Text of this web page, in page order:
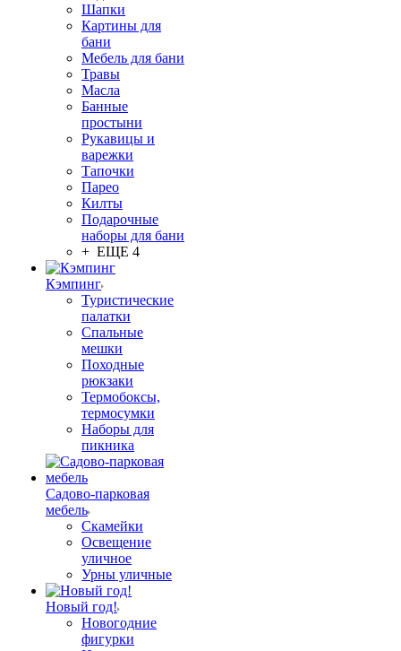
Шапки
Картины для
бани
Мебель для бани
Травы
Масла
Банные
простыни
Рукавицы и
варежки
Тапочки
Парео
Килты
Подарочные
наборы для бани
+ ЕЩЕ 4
Кэмпинг
Туристические
палатки
Спальные
мешки
Походные
рюкзаки
Термобоксы,
термосумки
Наборы для
пикника
Садово-парковая
мебель
Скамейки
Освещение
уличное
Урны уличные
Новый год!
Новогодние
фигурки